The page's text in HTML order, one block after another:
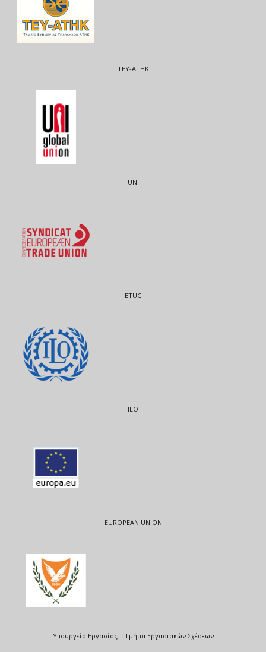
ΤΕΥ-ΑΤΗΚ
UNI
ETUC
ILO
EUROPEAN UNION
Υπουργείο Εργασίας – Τμήμα Εργασιακών Σχέσεων